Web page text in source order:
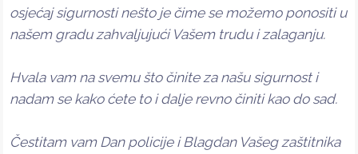
osjećaj sigurnosti nešto je čime se možemo ponositi u
našem gradu zahvaljujući Vašem trudu i zalaganju.
Hvala vam na svemu što činite za našu sigurnost i
nadam se kako ćete to i dalje revno činiti kao do sad.
Čestitam vam Dan policije i Blagdan Vašeg zaštitnika